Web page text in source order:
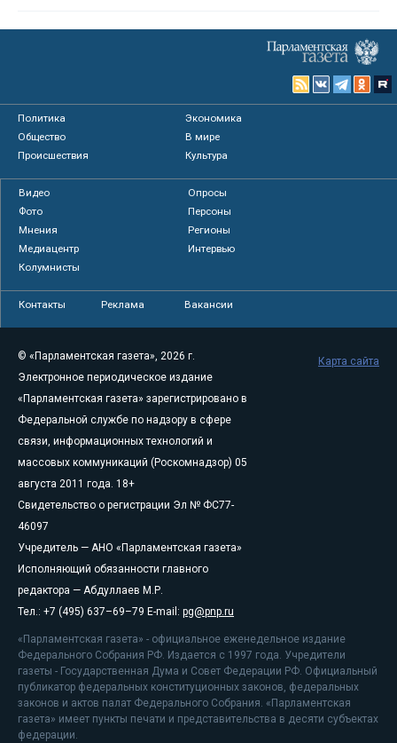
Политика
Экономика
Общество
В мире
Происшествия
Культура
Видео
Опросы
Фото
Персоны
Мнения
Регионы
Медиацентр
Интервью
Колумнисты
Контакты Реклама Вакансии
© «Парламентская газета», 2026 г.
Электронное периодическое издание
«Парламентская газета» зарегистрировано в
Федеральной службе по надзору в сфере
связи, информационных технологий и
массовых коммуникаций (Роскомнадзор) 05
августа 2011 года. 18+
Свидетельство о регистрации Эл № ФС77-
46097
Учредитель — АНО «Парламентская газета»
Исполняющий обязанности главного
редактора — Абдуллаев М.Р.
Тел.: +7 (495) 637–69–79 E-mail: pg@pnp.ru
«Парламентская газета» - официальное еженедельное издание
Федерального Собрания РФ. Издается с 1997 года. Учредители
газеты - Государственная Дума и Совет Федерации РФ. Официальный
публикатор федеральных конституционных законов, федеральных
законов и актов палат Федерального Собрания. «Парламентская
газета» имеет пункты печати и представительства в десяти субъектах
федерации.
Карта сайта